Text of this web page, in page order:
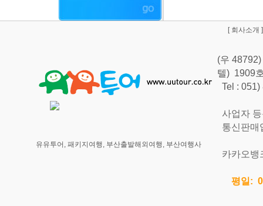
유유투어, 패키지여행, 부산출발해외여행, 부산여행사
[ 회사소개
(우
텔) 1909
Tel :
사업자
통신판매
카카오뱅
평일: